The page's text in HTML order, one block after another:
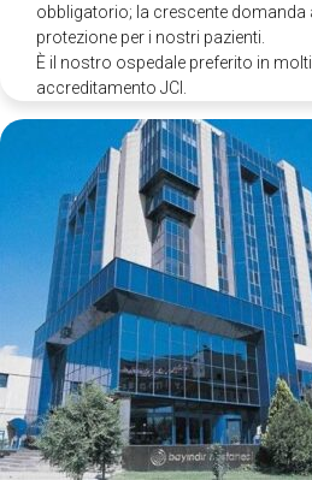
obbligatorio; la crescente domanda
protezione per i nostri pazienti.
È il nostro ospedale preferito in
accreditamento JCI.